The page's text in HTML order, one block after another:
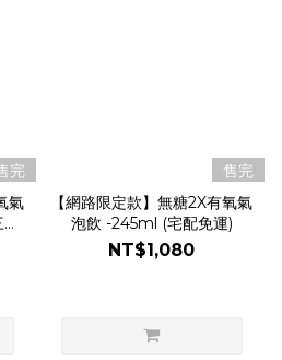
完
氣
售完
【網路限定款】無糖2X有氧氣
泡飲 -245ml (宅配免運)
NT$1,080